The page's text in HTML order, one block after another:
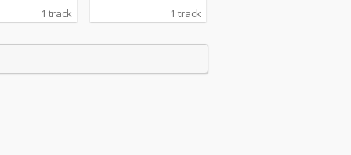
1 track
グ！！キュンを超えた
1 track